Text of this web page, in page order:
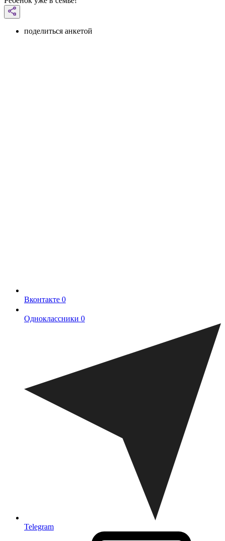
поделиться анкетой
Вконтакте 0
Одноклассники 0
Telegram